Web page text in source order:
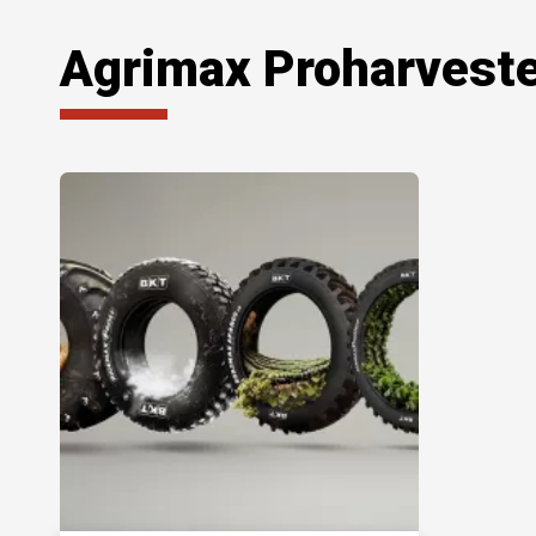
Agrimax